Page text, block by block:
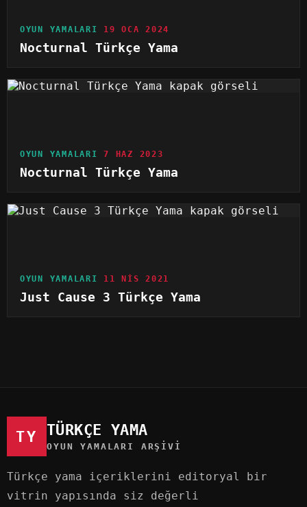
OYUN YAMALARI 19 OCA 2024
Nocturnal Türkçe Yama
OYUN YAMALARI 7 HAZ 2023
Nocturnal Türkçe Yama
OYUN YAMALARI 11 NIS 2021
Just Cause 3 Türkçe Yama
TY TÜRKÇE YAMA
OYUN YAMALARI ARŞIVI
Türkçe yama içeriklerini editoryal bir
vitrin yapısında siz değerli